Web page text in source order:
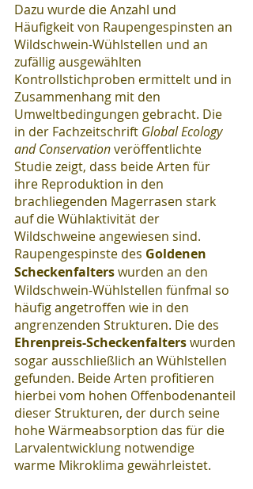
Dazu wurde die Anzahl und
Häufigkeit von Raupengespinsten an
Wildschwein-Wühlstellen und an
zufällig ausgewählten
Kontrollstichproben ermittelt und in
Zusammenhang mit den
Umweltbedingungen gebracht. Die
in der Fachzeitschrift Global Ecology
and Conservation veröffentlichte
Studie zeigt, dass beide Arten für
ihre Reproduktion in den
brachliegenden Magerrasen stark
auf die Wühlaktivität der
Wildschweine angewiesen sind.
Raupengespinste des Goldenen
Scheckenfalters wurden an den
Wildschwein-Wühlstellen fünfmal so
häufig angetroffen wie in den
angrenzenden Strukturen. Die des
Ehrenpreis-Scheckenfalters wurden
sogar ausschließlich an Wühlstellen
gefunden. Beide Arten profitieren
hierbei vom hohen Offenbodenanteil
dieser Strukturen, der durch seine
hohe Wärmeabsorption das für die
Larvalentwicklung notwendige
warme Mikroklima gewährleistet.